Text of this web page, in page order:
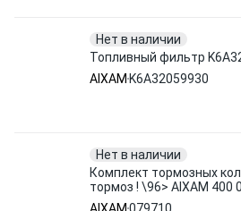
Нет в наличии
Топливный фильтр
AIXAM K6A32059930
Нет в наличии
Комплект тормозных
тормоз ! \96> AIXAM 400
0.4, A.741, A.751, 079710